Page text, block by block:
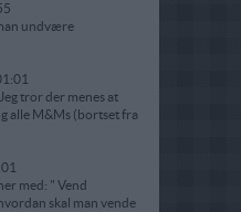
undvære
tror der menes at
alle M&Ms (bortset fra
med: " Vend
skal man vende